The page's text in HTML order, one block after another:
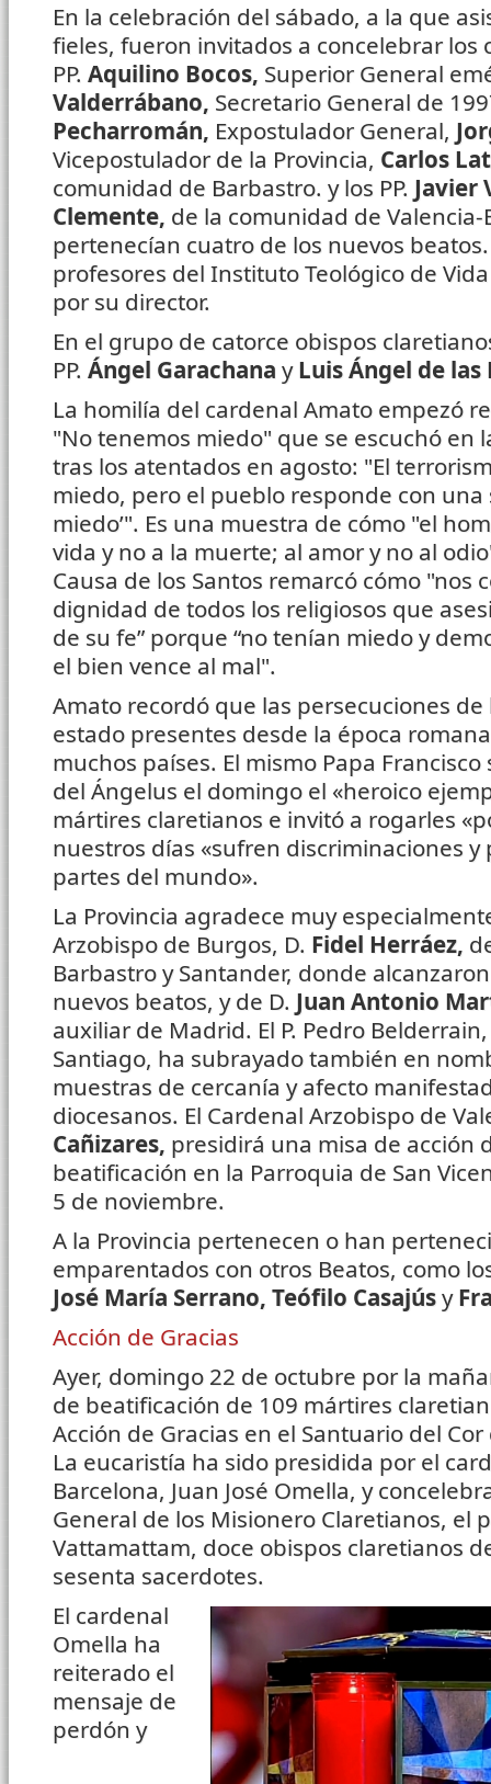
En la celebración del sábado, a la que
fieles, fueron invitados a concelebrar los
PP. Aquilino Bocos, Superior General
Valderrábano, Secretario General de
Pecharromán, Expostulador General,
Vicepostulador de la Provincia, Carlos
comunidad de Barbastro. y los PP. Javier
Clemente, de la comunidad de
pertenecían cuatro de los nuevos
profesores del Instituto Teológico de
por su director.
En el grupo de catorce obispos
PP. Ángel Garachana yLuis Ángel de las
La homilía del cardenal Amato empezó
"No tenemos miedo" que se escuchó en
tras los atentados en agosto: "El
miedo, pero el pueblo responde con una
miedo’". Es una muestra de cómo "el
vida y no a la muerte; al amor y no al
Causa de los Santos remarcó cómo "nos
dignidad de todos los religiosos que
de su fe” porque “no tenían miedo y
el bien vence al mal".
Amato recordó que las persecuciones
estado presentes desde la época
muchos países. El mismo Papa
del Ángelus el domingo el «heroico
mártires claretianos e invitó a rogarles
nuestros días «sufren discriminaciones y
partes del mundo».
La Provincia agradece muy
Arzobispo de Burgos, D. Fidel Herráez,
Barbastro y Santander, donde
nuevos beatos, y de D. Juan Antonio
auxiliar de Madrid. El P. Pedro
Santiago, ha subrayado también en
muestras de cercanía y afecto
diocesanos. El Cardenal Arzobispo de
Cañizares, presidirá una misa de acción
beatificación en la Parroquia de San
5 de noviembre.
A la Provincia pertenecen o han
emparentados con otros Beatos, como
José María Serrano, Teófilo Casajúsy
Acción de Gracias
Ayer, domingo 22 de octubre por la
de beatificación de 109 mártires
Acción de Gracias en el Santuario del
La eucaristía ha sido presidida por el
Barcelona, Juan José Omella, y
General de los Misionero Claretianos, el
Vattamattam, doce obispos claretianos
sesenta sacerdotes.
El cardenal
Omella ha
reiterado el
mensaje de
perdón y